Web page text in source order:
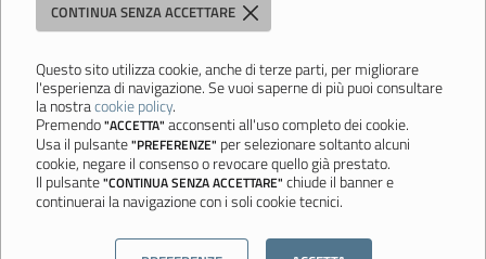
CONTINUA SENZA ACCETTARE
Questo sito utilizza cookie, anche di terze parti, per migliorare
l'esperienza di navigazione. Se vuoi saperne di più puoi consultare
la nostracookie policy.
Premendo"ACCETTA" acconsenti all'uso completo dei cookie.
Usa il pulsante"PREFERENZE" per selezionare soltanto alcuni
cookie, negare il consenso o revocare quello già prestato.
Il pulsante"CONTINUA SENZA ACCETTARE" chiude il banner e
continuerai la navigazione con i soli cookie tecnici.
Direzione Didattica di Vignola
"Tutti diversamente uguali, tutti ugualmente diversi"
Viale Mazzini, 18 - 41058 Vignola (MO) - Tel. 059 771117 - Fax 059
771113 - Email:moee06000a@istruzione.it- PEC:
moee06000a@pec.istruzione.it
Ultimo aggiornamento: Mercoledì, 5 Agosto 2026 ore 08:44